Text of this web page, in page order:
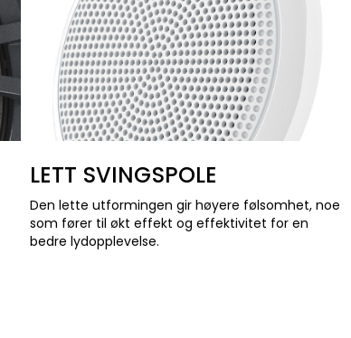
LETT SVINGSPOLE
Den lette utformingen gir høyere følsomhet, noe
som fører til økt effekt og effektivitet for en
bedre lydopplevelse.